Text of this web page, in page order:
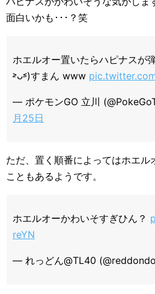
面白いかも･･･？笑
ホエルオー置いたらハピナスが
˃̵ᴗ˂̵)すまん www
— ポケモンGO 立川
月25日
ただ、置く順番によってはホエル
こともあるようです。
ホエルオーかわいそすぎひん？
reYN
— れっどん@TL40